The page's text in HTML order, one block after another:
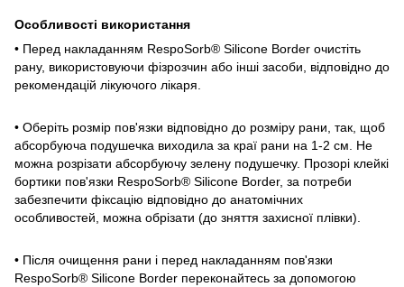
Особливості використання
• Перед накладанням RespoSorb® Silicone Border очистіть
рану, використовуючи фізрозчин або інші засоби, відповідно до
рекомендацій лікуючого лікаря.
• Оберіть розмір пов'язки відповідно до розміру рани, так, щоб
абсорбуюча подушечка виходила за краї рани на 1-2 см. Не
можна розрізати абсорбуючу зелену подушечку. Прозорі клейкі
бортики пов'язки RespoSorb® Silicone Border, за потреби
забезпечити фіксацію відповідно до анатомічних
особливостей, можна обрізати (до зняття захисної плівки).
• Після очищення рани і перед накладанням пов'язки
RespoSorb® Silicone Border переконайтесь за допомогою